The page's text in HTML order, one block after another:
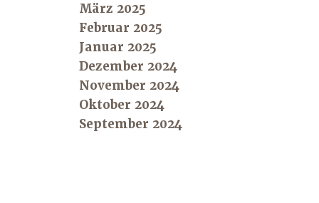
März 2025
Februar 2025
Januar 2025
Dezember 2024
November 2024
Oktober 2024
September 2024